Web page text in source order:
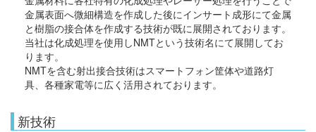
金属表面へ微細構造を作成した後にインサート成形にて金属
と樹脂の接合体を作成する技術が既に展開されております。
当社は化成処理を使用しNMTという技術名にて展開してお
ります。
NMTを含む射出接合技術はスマートフォン筐体や道路灯
具、各種家電等に広く活用されております。
新技術